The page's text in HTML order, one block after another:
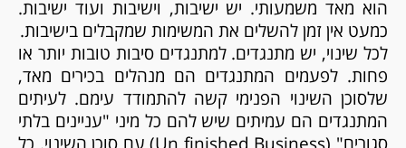
הוא מאד משמעותי. יש ישיבות, וישיבות ועוד ישיבות.
כמעט אין זמן להשלים את המשימות שמקבלים בישיבות.
לכל שינוי, יש מתנגדים. למתנגדים סיבות טובות יותר או
פחות. לפעמים המתנגדים הם מנהלים בכירים מאד,
שלסוכן השינוי הפנימי קשה להתמודד עימם. לעיתים
המתנגדים הם עמיתים שיש להם כל מיני "עניינים בלתי
סגורים" (Un finished Business) עם סוכן השינוי. כל